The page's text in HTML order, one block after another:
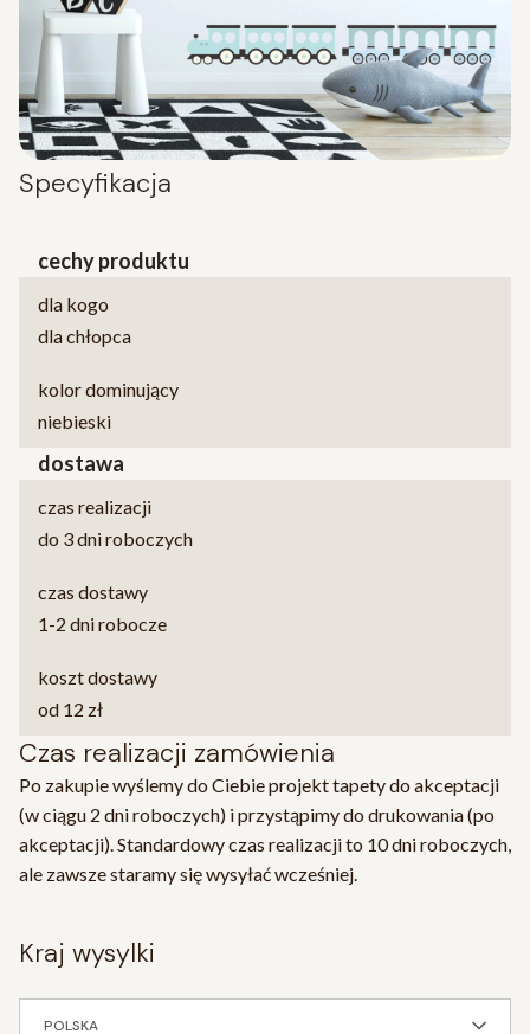
Specyfikacja
cechy produktu
dla kogo
dla chłopca
kolor dominujący
niebieski
dostawa
czas realizacji
do 3 dni roboczych
czas dostawy
1-2 dni robocze
koszt dostawy
od 12 zł
Czas realizacji zamówienia
Po zakupie wyślemy do Ciebie projekt tapety do akceptacji
(w ciągu 2 dni roboczych) i przystąpimy do drukowania (po
akceptacji). Standardowy czas realizacji to 10 dni roboczych,
ale zawsze staramy się wysyłać wcześniej.
kraj wysylki
POLSKA